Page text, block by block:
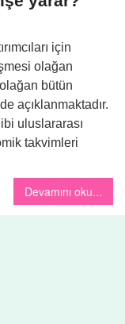
için
olağan
bütün
açıklanmaktadır.
uluslararası
takvimleri
Devamını oku...